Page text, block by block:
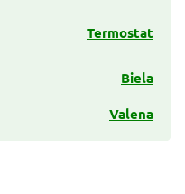
Termostat
Biela
Valena